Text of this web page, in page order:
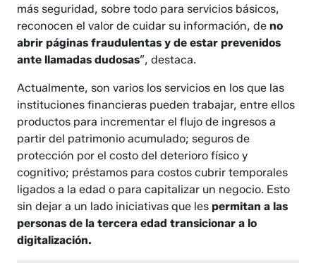
más seguridad, sobre todo para servicios básicos,
reconocen el valor de cuidar su información, deno
abrir páginas fraudulentas y de estar prevenidos
ante llamadas dudosas”, destaca.
Actualmente, son varios los servicios en los que las
instituciones financieras pueden trabajar, entre ellos
productos para incrementar el flujo de ingresos a
partir del patrimonio acumulado; seguros de
protección por el costo del deterioro físico y
cognitivo; préstamos para costos cubrir temporales
ligados a la edad o para capitalizar un negocio. Esto
sin dejar a un lado iniciativas que lespermitan a las
personas de la tercera edad transicionar a lo
digitalización.